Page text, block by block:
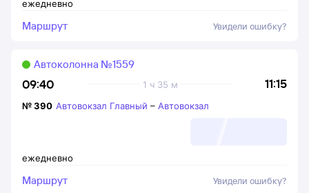
ежедневно
Маршрут Увидели ошибку?
09:40 11:15
1 ч 35 м
Автоколонна №1559
ежедневно
№390 Автовокзал Главный – Автовокзал
Маршрут Увидели ошибку?